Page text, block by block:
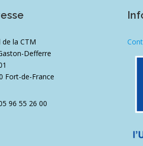
de la CTM
Defferre
Fort-de-France
96 55 26 00